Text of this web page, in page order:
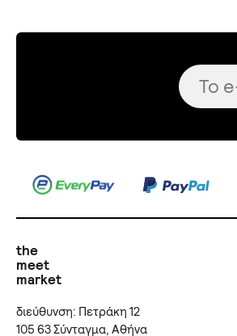
the
meet
market
διεύθυνση: Πετράκη 12
105 63 Σύνταγμα, Αθήνα